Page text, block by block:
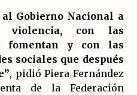
Gobierno Nacional a
con las
fomentan y con las
sociales que después
, pidió Piera Fernández
de la Federación